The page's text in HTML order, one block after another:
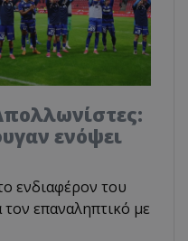
ενόψει
ενδιαφέρον του
επαναληπτικό με